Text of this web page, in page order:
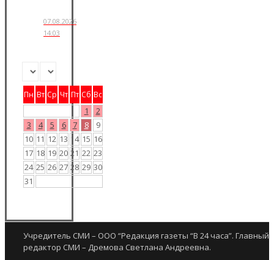
07.08.2026
14:03
Пн Вт Ср Чт Пт Сб Вс
1
2
3
4 5 6 7 8
9
10 11 12 13 14 15 16
17 18 19 20 21 22 23
24 25 26 27 28 29 30
31
Учредитель СМИ – ООО “Редакция газеты “В 24 часа”. Главный
редактор СМИ – Дремова Светлана Андреевна.